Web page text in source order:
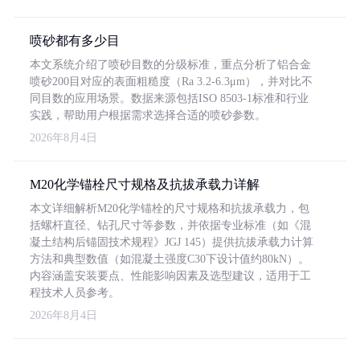
喷砂都有多少目
本文系统介绍了喷砂目数的分级标准，重点分析了铝合金
喷砂200目对应的表面粗糙度（Ra 3.2-6.3μm），并对比不
同目数的应用场景。数据来源包括ISO 8503-1标准和行业
实践，帮助用户根据需求选择合适的喷砂参数。
2026年8月4日
M20化学锚栓尺寸规格及抗拔承载力详解
本文详细解析M20化学锚栓的尺寸规格和抗拔承载力，包
括螺杆直径、钻孔尺寸等参数，并依据专业标准（如《混
凝土结构后锚固技术规程》JGJ 145）提供抗拔承载力计算
方法和典型数值（如混凝土强度C30下设计值约80kN）。
内容涵盖安装要点、性能影响因素及选型建议，适用于工
程技术人员参考。
2026年8月4日